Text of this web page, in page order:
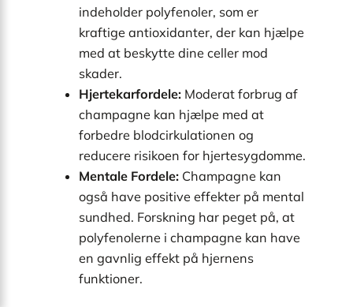
indeholder polyfenoler, som er
kraftige antioxidanter, der kan hjælpe
med at beskytte dine celler mod
skader.
Hjertekarfordele: Moderat forbrug af
champagne kan hjælpe med at
forbedre blodcirkulationen og
reducere risikoen for hjertesygdomme.
Mentale Fordele: Champagne kan
også have positive effekter på mental
sundhed. Forskning har peget på, at
polyfenolerne i champagne kan have
en gavnlig effekt på hjernens
funktioner.